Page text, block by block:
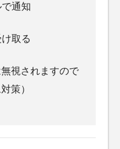
通知
取る
視されますので
策）